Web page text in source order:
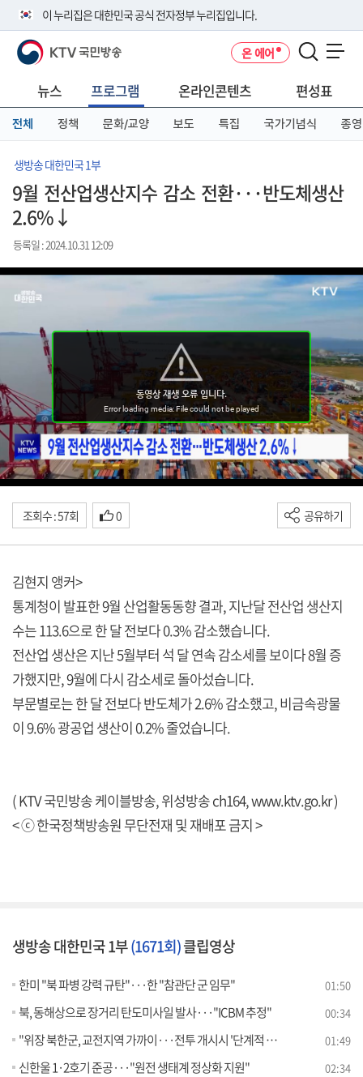
이 누리집은 대한민국 공식 전자정부 누리집입니다.
공식 누리집 주소 확인하기
니다.
이밖에 or.kr 또는 .kr등 다른 도메인 주소를 사용하고 있다면 아래 URL에
서 도메인 주소를 확인해 보세요
KTV 국민방송 온 에어
뉴스 프로그램 온라인콘텐츠 편성표
전체 정책 문화/교양 보도 특집 국가기념식 종영
생방송 대한민국 1부
9월 전산업생산지수 감소 전환···반도체생산
2.6%↓
등록일 : 2024.10.31 12:09
조회수 : 57회 0 공유하기
김현지 앵커>
통계청이 발표한 9월 산업활동동향 결과, 지난달 전산업 생산지
수는 113.6으로 한 달 전보다 0.3% 감소했습니다.
전산업 생산은 지난 5월부터 석 달 연속 감소세를 보이다 8월 증
가했지만, 9월에 다시 감소세로 돌아섰습니다.
부문별로는 한 달 전보다 반도체가 2.6% 감소했고, 비금속광물
이 9.6% 광공업 생산이 0.2% 줄었습니다.
( KTV 국민방송 케이블방송, 위성방송 ch164,www.ktv.go.kr)
< ⓒ 한국정책방송원 무단전재 및 재배포 금지 >
생방송 대한민국 1부(1671회)클립영상
한미 "북 파병 강력 규탄"···한 "참관단 군 임무" 01:50
북, 동해상으로 장거리 탄도미사일 발사···"ICBM 추정" 00:34
"위장 북한군, 교전지역 가까이···전투 개시시 '단계적 조치'" 01:49
신한울 1·2호기 준공···"원전 생태계 정상화 지원" 02:34